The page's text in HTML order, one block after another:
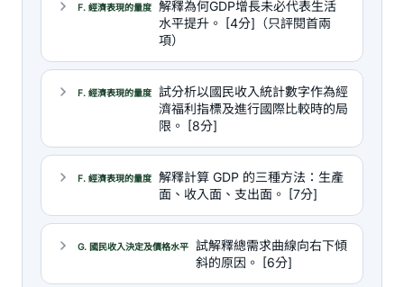
F. 經濟表現的量度
解釋為何GDP增長未必代表生活
水平提升。 [4分]（只評閱首兩
項）
F. 經濟表現的量度
試分析以國民收入統計數字作為經
濟福利指標及進行國際比較時的局
限。 [8分]
F. 經濟表現的量度
解釋計算 GDP 的三種方法：生產
面、收入面、支出面。 [7分]
G. 國民收入決定及價格水平
試解釋總需求曲線向右下傾
斜的原因。 [6分]